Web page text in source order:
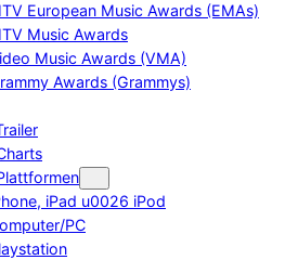
European Music Awards (EMAs)
Music Awards
Music Awards (VMA)
Awards (Grammys)
iPad u0026 iPod
PC